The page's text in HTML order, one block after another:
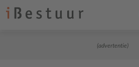
(advertentie)